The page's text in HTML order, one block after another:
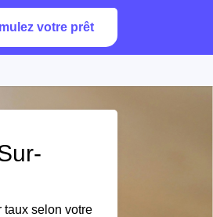
votre prêt
taux selon votre